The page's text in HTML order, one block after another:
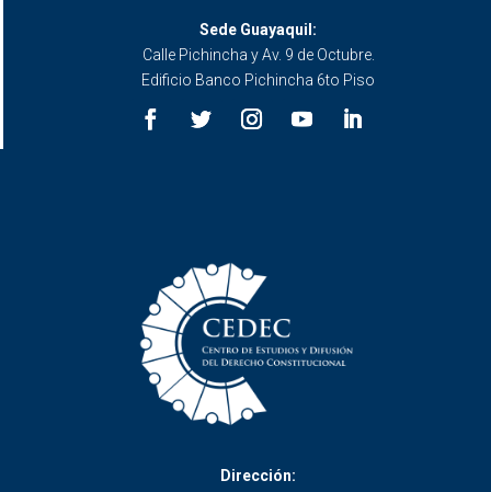
Sede Guayaquil:
Calle Pichincha y Av. 9 de Octubre.
Edificio Banco Pichincha 6to Piso
Dirección: